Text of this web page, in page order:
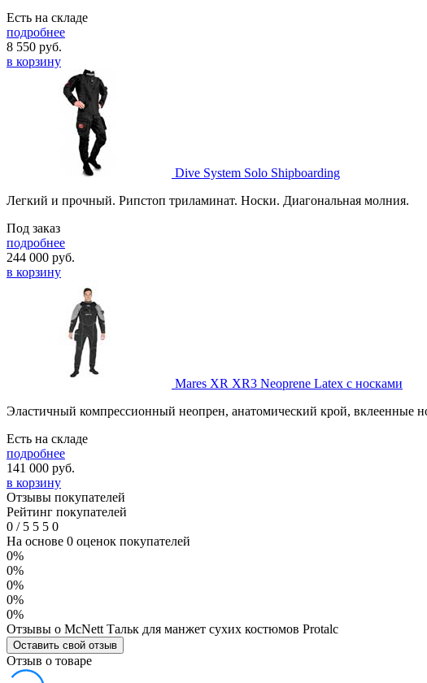
Есть на складе
подробнее
8 550 руб.
в корзину
Dive System Solo Shipboarding
Легкий и прочный. Рипстоп триламинат. Носки. Диагональная молния.
Под заказ
подробнее
244 000 руб.
в корзину
Mares XR XR3 Neoprene Latex с носками
Эластичный компрессионный неопрен, анатомический крой, вклеенные
Есть на складе
подробнее
141 000 руб.
в корзину
Отзывы покупателей
Рейтинг покупателей
0 /5 5 5 0
На основе 0 оценок покупателей
0%
0%
0%
0%
0%
Отзывы о McNett Тальк для манжет сухих костюмов Protalc
Оставить свой отзыв
Отзыв о товаре